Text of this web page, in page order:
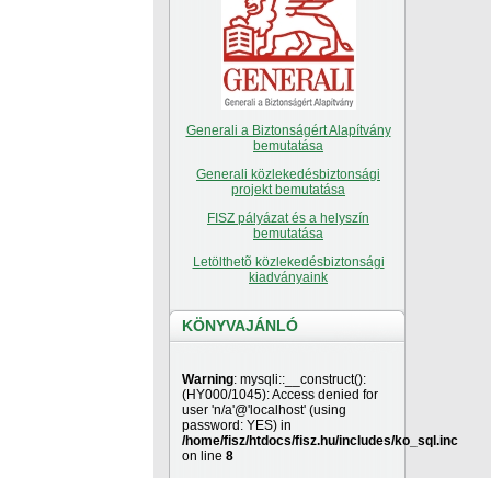
Generali a Biztonságért Alapítvány
bemutatása
Generali közlekedésbiztonsági
projekt bemutatása
FISZ pályázat és a helyszín
bemutatása
Letölthetõ közlekedésbiztonsági
kiadványaink
KÖNYVAJÁNLÓ
Warning: mysqli::__construct():
(HY000/1045): Access denied for
user 'n/a'@'localhost' (using
password: YES) in
/home/fisz/htdocs/fisz.hu/includes/ko_sql.inc
on line 8